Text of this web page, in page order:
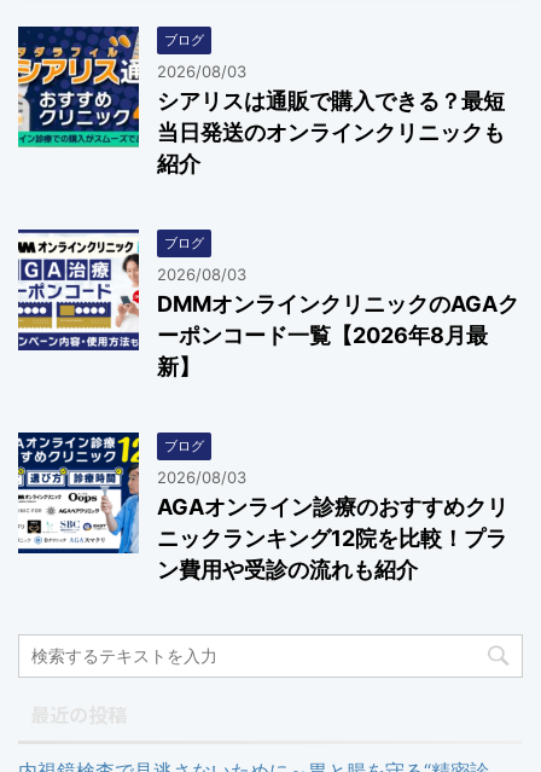
ブログ
2026/08/03
シアリスは通販で購入できる？最短
当日発送のオンラインクリニックも
紹介
ブログ
2026/08/03
DMMオンラインクリニックのAGAク
ーポンコード一覧【2026年8月最
新】
ブログ
2026/08/03
AGAオンライン診療のおすすめクリ
ニックランキング12院を比較！プラ
ン費用や受診の流れも紹介